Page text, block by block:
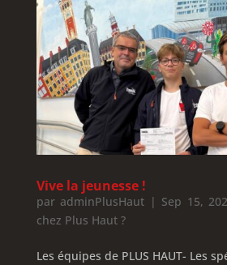
Vive la jeunesse !
par adminPlusHaut | Sep 15,
chez Plus Haut ?
Les équipes de PLUS HAUT- Les